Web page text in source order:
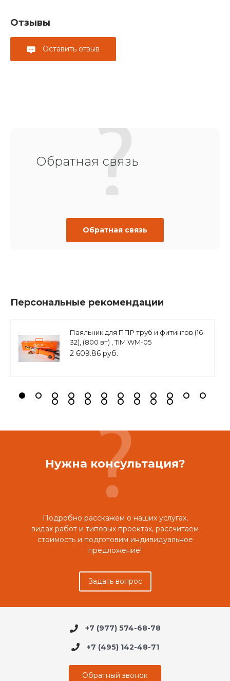
Отзывы
Оставить отзыв
Обратная связь
Обратная связь
Персональные рекомендации
Паяльник для ППР труб и фитингов (16-
32), (800 вт) , TIM WM-05
2 609.86 руб.
Нужна консультация?
Подробно расскажем о наших услугах,
видах работ и типовых проектах, рассчитаем
стоимость и подготовим индивидуальное
предложение!
Задать вопрос
+7 (977) 574-68-78
+7 (495) 142-48-71
Обратный звонок